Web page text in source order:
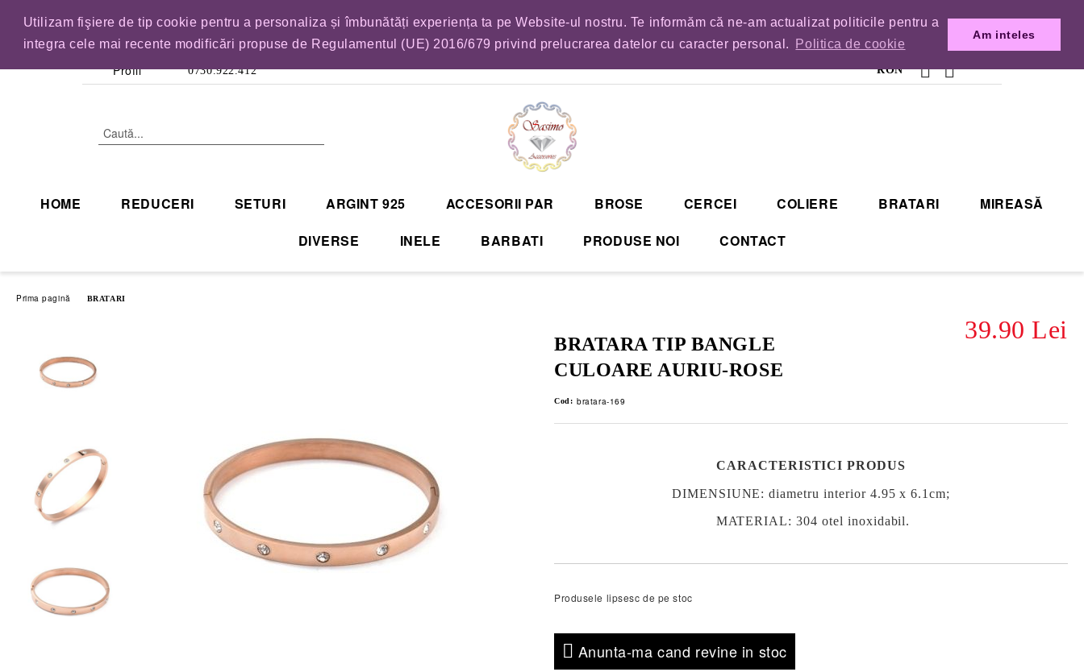
Utilizam fişiere de tip cookie pentru a personaliza și îmbunătăți experiența ta pe Website-ul nostru. Te informăm că ne-am actualizat politicile pentru a
integra cele mai recente modificări propuse de Regulamentul (UE) 2016/679 privind prelucrarea datelor cu caracter personal.
Politica de cookie
Am inteles
IN CURAND INCHIDEM LISTA DE COMENZI PENTRU SFANTA MARIA. VA RUGAM SA VA PLASATI COMENZILE DIN TIMP.
Profil 0730.922.412 RON
HOME REDUCERI SETURI ARGINT 925 ACCESORII PAR BROSE CERCEI COLIERE BRATARI
MIREASĂ
DIVERSE
INELE BARBATI PRODUSE NOI CONTACT
Prima pagină BRATARI
BRATARA TIP BANGLE
CULOARE AURIU-ROSE
39.90 Lei
Cod: bratara-169
CARACTERISTICI PRODUS
DIMENSIUNE: diametru interior 4.95 x 6.1cm;
MATERIAL: 304 otel inoxidabil.
Produsele lipsesc de pe stoc
Anunta-ma cand revine in stoc